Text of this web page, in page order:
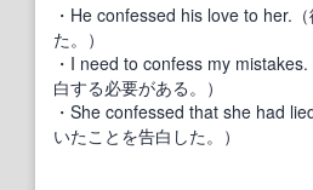
・He confessed his love to her.
た。）
・I need to confess my
白する必要がある。）
・She confessed that she had
いたことを告白した。）